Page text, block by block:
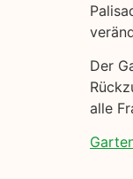
Der
alle